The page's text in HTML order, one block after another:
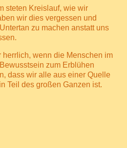
steten Kreislauf, wie wir
wir dies vergessen und
zu machen anstatt uns
herrlich, wenn die Menschen im
zum Erblühen
dass wir alle aus einer Quelle
Teil des großen Ganzen ist.